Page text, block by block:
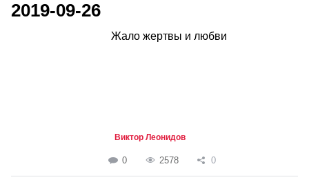
2019-09-26
Жало жертвы и любви
Виктор Леонидов
0 2578 0